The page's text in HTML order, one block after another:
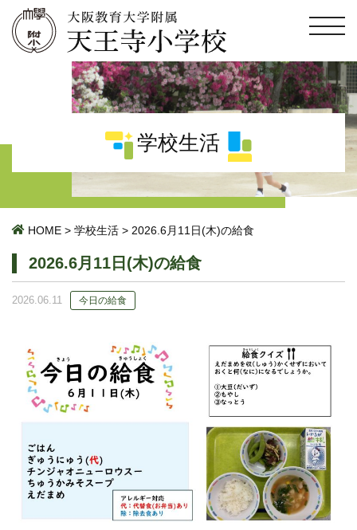
学校生活
HOME > 学校生活 > 2026.6月11日(木)の給食
2026.6月11日(木)の給食
2026.06.11 今日の給食